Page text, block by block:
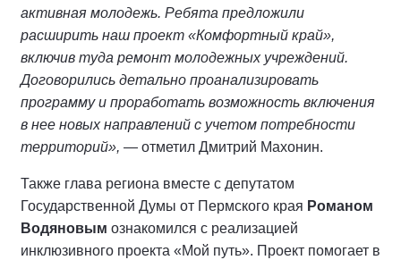
активная молодежь. Ребята предложили
расширить наш проект «Комфортный край»,
включив туда ремонт молодежных учреждений.
Договорились детально проанализировать
программу и проработать возможность включения
в нее новых направлений с учетом потребности
территорий», — отметил Дмитрий Махонин.
Также глава региона вместе с депутатом
Государственной Думы от Пермского края Романом
Водяновым ознакомился с реализацией
инклюзивного проекта «Мой путь». Проект помогает в